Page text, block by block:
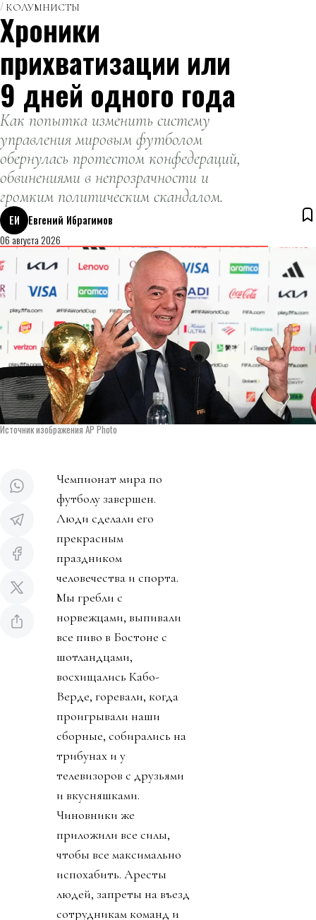
КОЛУМНИСТЫ
Хроники
прихватизации или
9 дней одного года
Как попытка изменить систему
управления мировым футболом
обернулась протестом конфедераций,
обвинениями в непрозрачности и
громким политическим скандалом.
ЕИ
Евгений Ибрагимов
06 августа 2026
Источник изображения AP Photo
Чемпионат мира по
футболу завершен.
Люди сделали его
прекрасным
праздником
человечества и спорта.
Мы гребли с
норвежцами, выпивали
все пиво в Бостоне с
шотландцами,
восхищались Кабо-
Верде, горевали, когда
проигрывали наши
сборные, собирались на
трибунах и у
телевизоров с друзьями
и вкусняшками.
Чиновники же
приложили все силы,
чтобы все максимально
испохабить. Аресты
людей, запреты на въезд
сотрудникам команд и